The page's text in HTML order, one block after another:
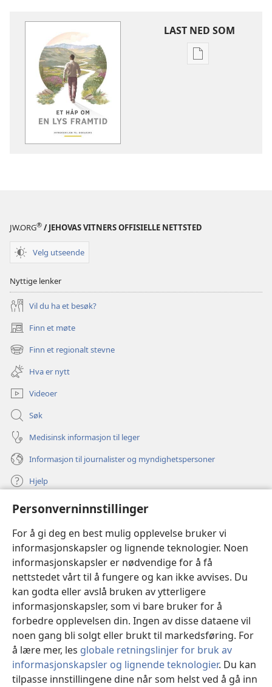
Personverninnstillinger
For å gi deg en best mulig opplevelse bruker vi
informasjonskapsler og lignende teknologier. Noen
informasjonskapsler er nødvendige for å få
nettstedet vårt til å fungere og kan ikke avvises. Du
kan godta eller avslå bruken av ytterligere
informasjonskapsler, som vi bare bruker for å
forbedre opplevelsen din. Ingen av disse dataene vil
noen gang bli solgt eller brukt til markedsføring. For
å lære mer, les globale retningslinjer for bruk av
informasjonskapsler og lignende teknologier. Du kan
tilpasse innstillingene dine når som helst ved å gå inn
LAST NED SOM
JW.ORG® / JEHOVAS VITNERS OFFISIELLE NETTSTED
Velg utseende
Nyttige lenker
Vil du ha et besøk?
Finn et møte
(åpner
nytt
vindu)
Finn et regionalt stevne
(åpner
nytt
vindu)
Hva er nytt
Videoer
Søk
Medisinsk informasjon til leger
Informasjon til journalister og myndighetspersoner
Hjelp
Bidrag
(åpner
nytt
vindu)Watchtower ONLINE LIBRARY™
(åpner
nytt
vindu) JW Hub
(åpner
nytt
vindu)JW Library ®
Watchtower Library